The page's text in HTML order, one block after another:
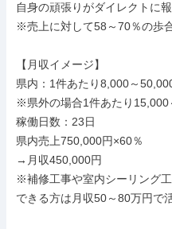
自身の頑張りがダイレクトに
※売上に対して58～70％の歩
【月収イメージ】
県内：1件あたり8,000～
※県外の場合1件あたり15,000
稼働日数：23日
県内売上750,000円×60％
→月収450,000円
※補修工事や室内シーリング
できる方は月収50～80万円で